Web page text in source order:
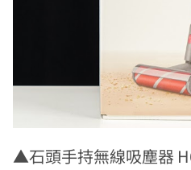
▲石頭手持無線吸塵器